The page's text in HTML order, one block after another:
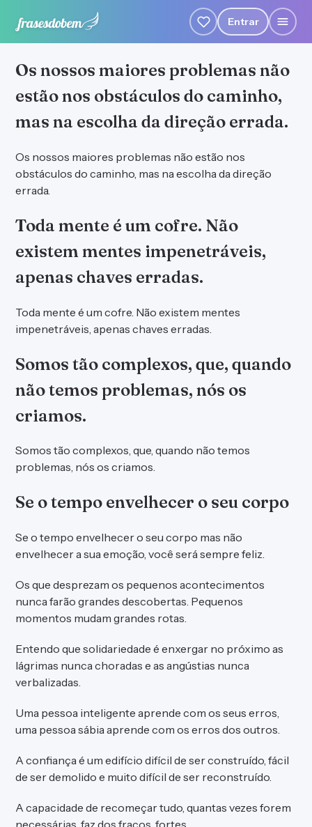
Entrar
Os nossos maiores problemas não
estão nos obstáculos do caminho,
mas na escolha da direção errada.
Os nossos maiores problemas não estão nos
obstáculos do caminho, mas na escolha da direção
errada.
Toda mente é um cofre. Não
existem mentes impenetráveis,
apenas chaves erradas.
Toda mente é um cofre. Não existem mentes
impenetráveis, apenas chaves erradas.
Somos tão complexos, que, quando
não temos problemas, nós os
criamos.
Somos tão complexos, que, quando não temos
problemas, nós os criamos.
Se o tempo envelhecer o seu corpo
Se o tempo envelhecer o seu corpo mas não
envelhecer a sua emoção, você será sempre feliz.
Os que desprezam os pequenos acontecimentos
nunca farão grandes descobertas. Pequenos
momentos mudam grandes rotas.
Entendo que solidariedade é enxergar no próximo as
lágrimas nunca choradas e as angústias nunca
verbalizadas.
Uma pessoa inteligente aprende com os seus erros,
uma pessoa sábia aprende com os erros dos outros.
A confiança é um edifício difícil de ser construído, fácil
de ser demolido e muito difícil de ser reconstruído.
A capacidade de recomeçar tudo, quantas vezes forem
necessárias, faz dos fracos, fortes.